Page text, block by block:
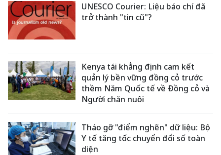
UNESCO Courier: Liệu báo chí đã
trở thành "tin cũ"?
Kenya tái khẳng định cam kết
quản lý bền vững đồng cỏ trước
thềm Năm Quốc tế về Đồng cỏ và
Người chăn nuôi
Tháo gỡ "điểm nghẽn" dữ liệu: Bộ
Y tế tăng tốc chuyển đổi số toàn
diện